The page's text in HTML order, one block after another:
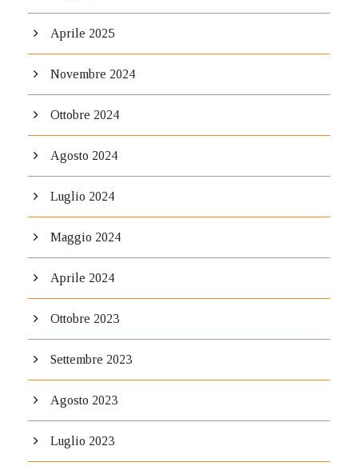
Aprile 2025
Novembre 2024
Ottobre 2024
Agosto 2024
Luglio 2024
Maggio 2024
Aprile 2024
Ottobre 2023
Settembre 2023
Agosto 2023
Luglio 2023